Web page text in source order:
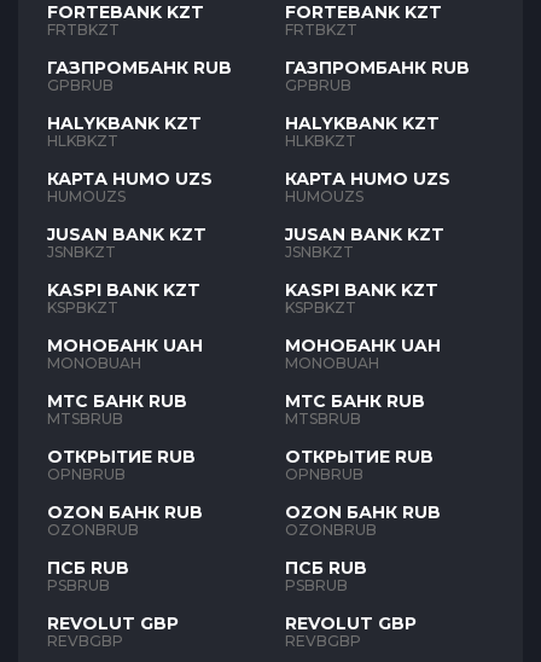
FORTEBANK KZT
FRTBKZT
ГАЗПРОМБАНК RUB
GPBRUB
HALYKBANK KZT
HLKBKZT
КАРТА HUMO UZS
HUMOUZS
JUSAN BANK KZT
JSNBKZT
KASPI BANK KZT
KSPBKZT
МОНОБАНК UAH
MONOBUAH
МТС БАНК RUB
MTSBRUB
ОТКРЫТИЕ RUB
OPNBRUB
OZON БАНК RUB
OZONBRUB
ПСБ RUB
PSBRUB
REVOLUT GBP
REVBGBP
FORTEBANK KZT
FRTBKZT
ГАЗПРОМБАНК RUB
GPBRUB
HALYKBANK KZT
HLKBKZT
КАРТА HUMO UZS
HUMOUZS
JUSAN BANK KZT
JSNBKZT
KASPI BANK KZT
KSPBKZT
МОНОБАНК UAH
MONOBUAH
МТС БАНК RUB
MTSBRUB
ОТКРЫТИЕ RUB
OPNBRUB
OZON БАНК RUB
OZONBRUB
ПСБ RUB
PSBRUB
REVOLUT GBP
REVBGBP